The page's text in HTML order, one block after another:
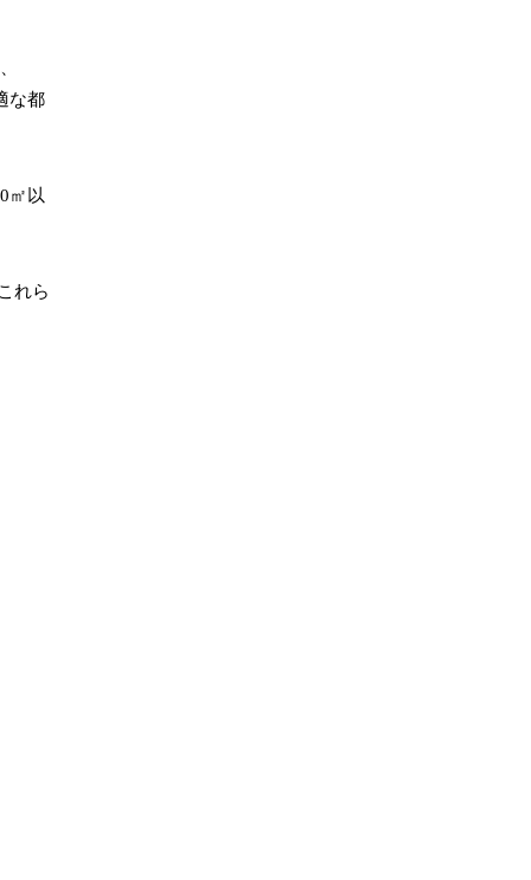
な都
㎡以
れら